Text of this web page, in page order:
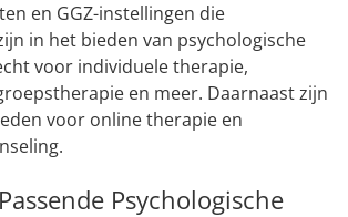
en GGZ-instellingen die
in het bieden van psychologische
voor individuele therapie,
en meer. Daarnaast zijn
voor online therapie en
Psychologische